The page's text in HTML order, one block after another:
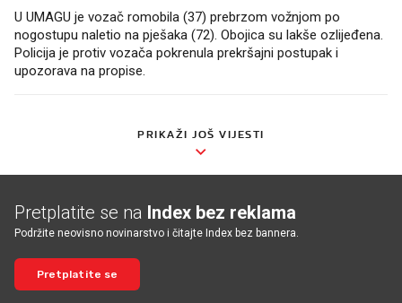
U UMAGU je vozač romobila (37) prebrzom vožnjom po
nogostupu naletio na pješaka (72). Obojica su lakše ozlijeđena.
Policija je protiv vozača pokrenula prekršajni postupak i
upozorava na propise.
PRIKAŽI JOŠ VIJESTI
Pretplatite se na Index bez reklama
Podržite neovisno novinarstvo i čitajte Index bez bannera.
Pretplatite se